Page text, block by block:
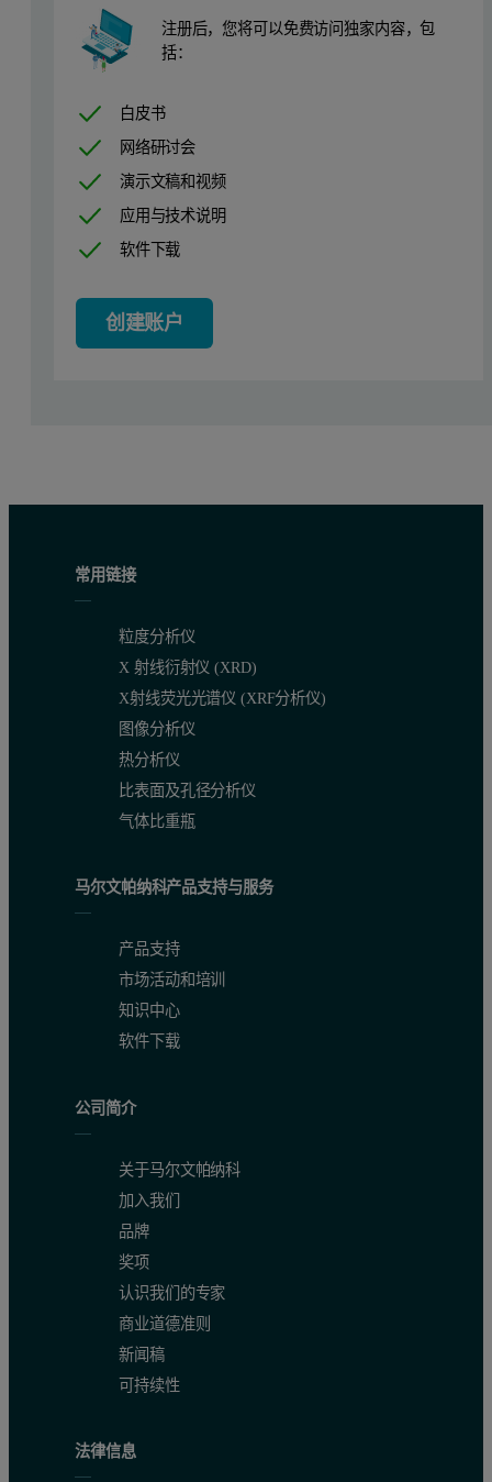
注册后，您将可以免费访问独家内容，包
括：
白皮书
网络研讨会
演示文稿和视频
应用与技术说明
软件下载
创建账户
常用链接
粒度分析仪
X 射线衍射仪 (XRD)
X射线荧光光谱仪 (XRF分析仪)
图像分析仪
热分析仪
比表面及孔径分析仪
气体比重瓶
马尔文帕纳科产品支持与服务
产品支持
市场活动和培训
知识中心
软件下载
公司简介
关于马尔文帕纳科
加入我们
品牌
奖项
认识我们的专家
商业道德准则
新闻稿
可持续性
法律信息